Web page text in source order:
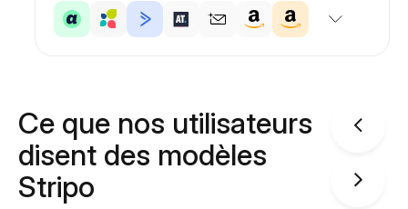
Ce que nos utilisateurs
disent des modèles
Stripo